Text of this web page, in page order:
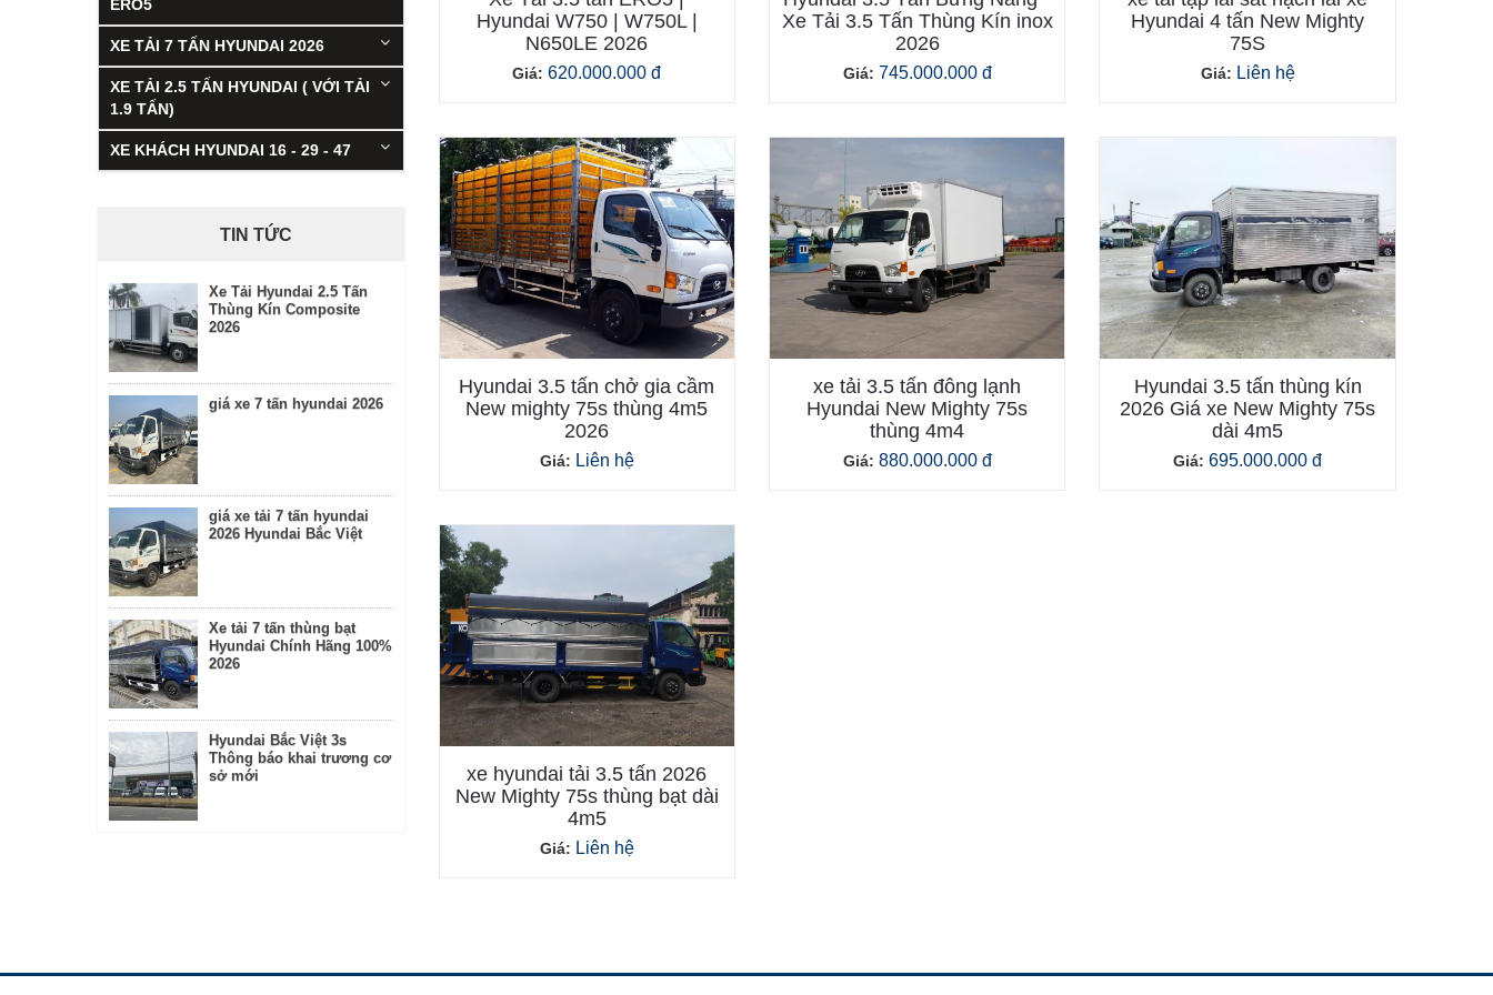
Hyundai W750 | W750L |
N650LE 2026
Giá: 620.000.000 đ
Xe Tải 3.5 Tấn Thùng Kín inox
2026
Giá: 745.000.000 đ
Hyundai 4 tấn New Mighty
75S
Giá: Liên hệ
Hyundai 3.5 tấn chở gia cầm
New mighty 75s thùng 4m5
2026
Giá: Liên hệ
xe tải 3.5 tấn đông lạnh
Hyundai New Mighty 75s
thùng 4m4
Giá: 880.000.000 đ
Hyundai 3.5 tấn thùng kín
2026 Giá xe New Mighty 75s
dài 4m5
Giá: 695.000.000 đ
xe hyundai tải 3.5 tấn 2026
New Mighty 75s thùng bạt dài
4m5
Giá: Liên hệ
ERO5
XE TẢI 7 TẤN HYUNDAI 2026
XE TẢI 2.5 TẤN HYUNDAI ( VỚI TẢI
1.9 TẤN)
XE KHÁCH HYUNDAI 16 - 29 - 47
TIN TỨC
Xe Tải Hyundai 2.5 Tấn
Thùng Kín Composite
2026
giá xe 7 tấn hyundai 2026
giá xe tải 7 tấn hyundai
2026 Hyundai Bắc Việt
Xe tải 7 tấn thùng bạt
Hyundai Chính Hãng 100%
2026
Hyundai Bắc Việt 3s
Thông báo khai trương cơ
sở mới